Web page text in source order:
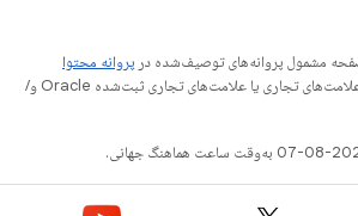
مشمول پروانه‌های توصیف‌شده در پروانه محتوا
هستند. جاوا و OpenJDK علامت‌های تجاری یا علامت‌های تجاری ثبت‌شده Oracle و/